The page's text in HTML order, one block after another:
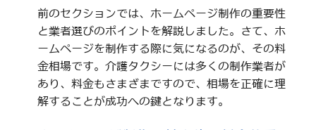
前のセクションでは、ホームページ制作の重要性
と業者選びのポイントを解説しました。さて、ホ
ームページを制作する際に気になるのが、その料
金相場です。介護タクシーには多くの制作業者が
あり、料金もさまざまですので、相場を正確に理
解することが成功への鍵となります。